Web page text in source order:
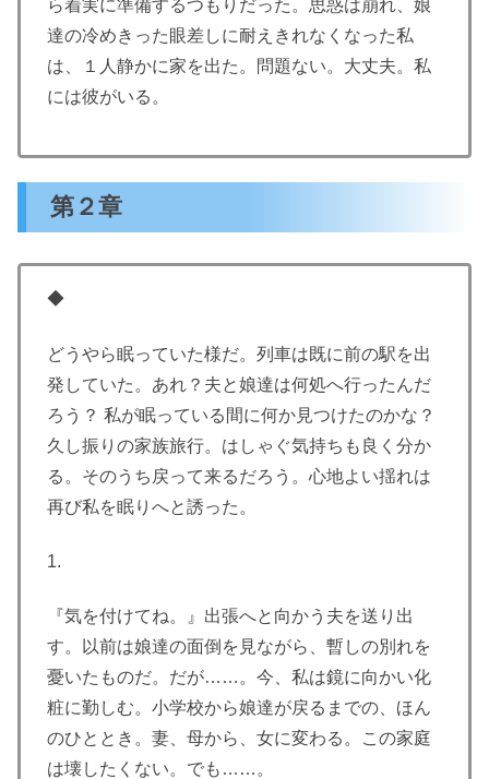
ら着実に準備するつもりだった。思惑は崩れ、娘
達の冷めきった眼差しに耐えきれなくなった私
は、１人静かに家を出た。問題ない。大丈夫。私
には彼がいる。
第２章
◆
どうやら眠っていた様だ。列車は既に前の駅を出
発していた。あれ？夫と娘達は何処へ行ったんだ
ろう？ 私が眠っている間に何か見つけたのかな？
久し振りの家族旅行。はしゃぐ気持ちも良く分か
る。そのうち戻って来るだろう。心地よい揺れは
再び私を眠りへと誘った。
1.
『気を付けてね。』出張へと向かう夫を送り出
す。以前は娘達の面倒を見ながら、暫しの別れを
憂いたものだ。だが……。今、私は鏡に向かい化
粧に勤しむ。小学校から娘達が戻るまでの、ほん
のひととき。妻、母から、女に変わる。この家庭
は壊したくない。でも……。